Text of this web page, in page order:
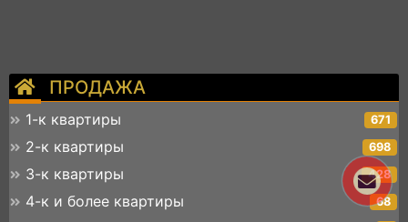
ПРОДАЖА
1-к квартиры 671
2-к квартиры 698
3-к квартиры 428
4-к и более квартиры 68